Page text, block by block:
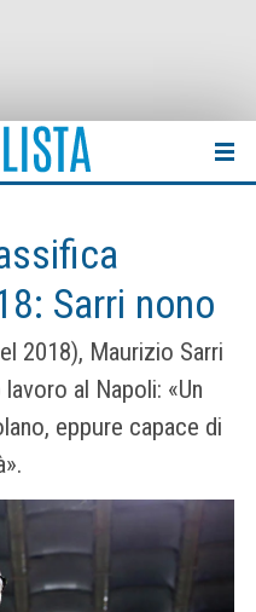
Sarri nono
2018), Maurizio Sarri
al Napoli: «Un
eppure capace di